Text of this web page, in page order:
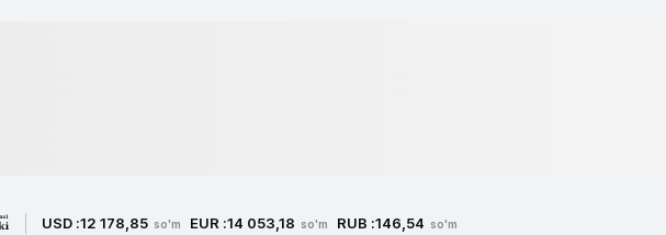
USD :12 178,85 so'm EUR :14 053,18 so'm RUB :146,54 so'm